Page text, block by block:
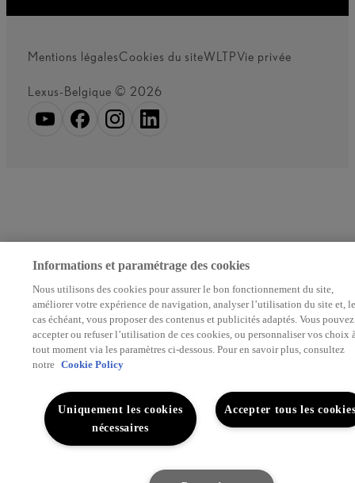
Mentions légalesCookies du siteWLTPVie privée
Lexus-Belgique © 2026
Informations et paramétrage des cookies
Nous utilisons des cookies pour assurer le bon fonctionnement du site,
améliorer votre expérience de navigation, analyser l’utilisation du site et, le
cas échéant, vous proposer des contenus et publicités adaptés. Vous pouvez
accepter ou refuser l’utilisation de ces cookies, ou personnaliser vos choix
tout moment via les paramètres ci-dessous. Pour en savoir plus, consultez
notre Cookie Policy
Accepter tous les
Uniquement les cookies
nécessaires